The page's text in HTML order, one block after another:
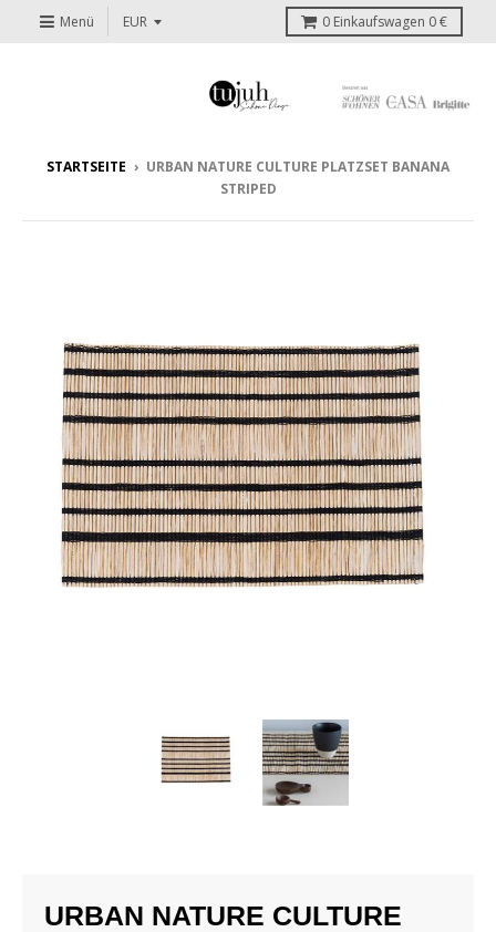
Menü 0 Einkaufswagen 0 €
STARTSEITE › URBAN NATURE CULTURE PLATZSET BANANA
STRIPED
URBAN NATURE CULTURE